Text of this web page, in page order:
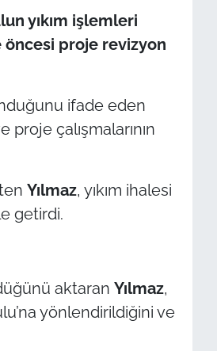
yıkım işlemleri
öncesi proje revizyon
ifade eden
proje çalışmalarının
Yılmaz, yıkım ihalesi
getirdi.
aktaran Yılmaz,
yönlendirildiğini ve